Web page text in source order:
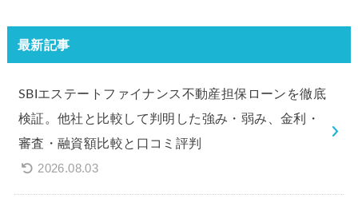
最新記事
SBIエステートファイナンス不動産担保ローンを徹底
検証。他社と比較して判明した強み・弱み、金利・
審査・融資額比較と口コミ評判
2026.08.03